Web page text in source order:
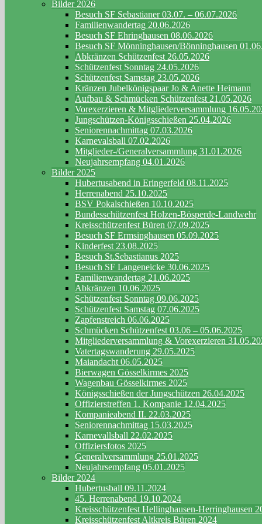
Bilder 2026
Besuch SF Sebastianer 03.07. – 06.07.2026
Familienwandertag 20.06.2026
Besuch SF Ehringhausen 08.06.2026
Besuch SF Mönninghausen/Bönninghausen
Abkränzen Schützenfest 26.05.2026
Schützenfest Sonntag 24.05.2026
Schützenfest Samstag 23.05.2026
Kränzen Jubelkönigspaar Jo & Anette Heimann
Aufbau & Schmücken Schützenfest 21.05.2026
Vorexerzieren & Mitgliederversammlung
Jungschützen-Königsschießen 25.04.2026
Seniorennachmittag 07.03.2026
Karnevalsball 07.02.2026
Mitglieder-/Generalversammlung 31.01.2026
Neujahrsempfang 04.01.2026
Bilder 2025
Hubertusabend in Eringerfeld 08.11.2025
Herrenabend 25.10.2025
BSV Pokalschießen 10.10.2025
Bundesschützenfest Holzen-Bösperde-Landwehr
Kreisschützenfest Büren 07.09.2025
Besuch SF Ermsinghausen 05.09.2025
Kinderfest 23.08.2025
Besuch St.Sebastianus 2025
Besuch SF Langeneicke 30.06.2025
Familienwandertag 21.06.2025
Abkränzen 10.06.2025
Schützenfest Sonntag 09.06.2025
Schützenfest Samstag 07.06.2025
Zapfenstreich 06.06.2025
Schmücken Schützenfest 03.06 – 05.06.2025
Mitgliederversammlung & Vorexerzieren
Vatertagswanderung 29.05.2025
Maiandacht 06.05.2025
Bierwagen Gösselkirmes 2025
Wagenbau Gösselkirmes 2025
Königsschießen der Jungschützen 26.04.2025
Offizierstreffen 1. Kompanie 12.04.2025
Kompanieabend II. 22.03.2025
Seniorennachmittag 15.03.2025
Karnevallsball 22.02.2025
Offiziersfotos 2025
Generalversammlung 25.01.2025
Neujahrsempfang 05.01.2025
Bilder 2024
Hubertusball 09.11.2024
45. Herrenabend 19.10.2024
Kreisschützenfest Hellinghausen-Herringhausen
Kreisschützenfest Altkreis Büren 2024